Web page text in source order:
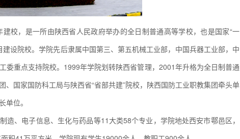
校，是一所由陕西省人民政府举办的全日制普通高等学校，也是国家“一
设院校。学院先后隶属中国第三、第五机械工业部，中国兵器工业部，中
委重点支持院校。1999年学院划转陕西省管理，2001年升格为全日制普通
、国家国防科工局与陕西省“省部共建”院校，陕西国防工业职教集团牵头单
单位。
造、电子信息、生化与药品等11大类58个专业，学院地处西安市鄠邑区，